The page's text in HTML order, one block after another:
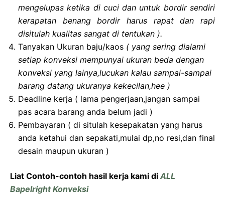
mengelupas ketika di cuci dan untuk bordir sendiri
kerapatan benang bordir harus rapat dan rapi
disitulah kualitas sangat di tentukan ).
Tanyakan Ukuran baju/kaos ( yang sering dialami
setiap konveksi mempunyai ukuran beda dengan
konveksi yang lainya,lucukan kalau sampai-sampai
barang datang ukuranya kekecilan,hee )
Deadline kerja ( lama pengerjaan,jangan sampai
pas acara barang anda belum jadi )
Pembayaran ( di situlah kesepakatan yang harus
anda ketahui dan sepakati,mulai dp,no resi,dan final
desain maupun ukuran )
Liat Contoh-contoh hasil kerja kami di ALL
Bapelright Konveksi